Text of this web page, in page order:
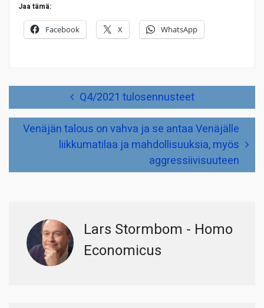
Jaa tämä:
Facebook X WhatsApp
Q4/2021 tulosennusteet
Venäjän talous on vahva ja se antaa Venäjälle
liikkumatilaa ja mahdollisuuksia, myös
aggressiivisuuteen
Lars Stormbom - Homo
Economicus